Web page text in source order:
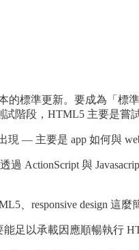
標準更新。要成為「
段，HTML5 主要是嘗
— 主要是 app 如何與
ActionScript 與
、responsive design 這麼
足以承載因應順暢執行